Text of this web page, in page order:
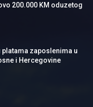
200.000 KM oduzetog
platama zaposlenima u
i Hercegovine